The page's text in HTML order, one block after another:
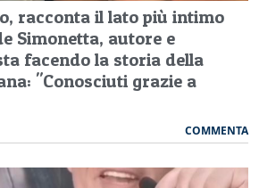
racconta il lato più intimo
Simonetta, autore e
facendo la storia della
"Conosciuti grazie a
COMMENTA